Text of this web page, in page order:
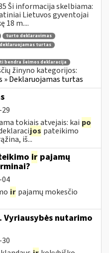
Ši informacija skelbiama:
Lietuvos gyventojai
18 m....
turto deklaravimas
deklaruojamas turtas
bendra šeimos deklaracija
žinyno kategorijos:
Deklaruojamas turtas
tokiais atvejais: kai po
jos pateikimo
iš...
ir pajamų
ir pajamų mokesčio
Vyriausybės nutarimo